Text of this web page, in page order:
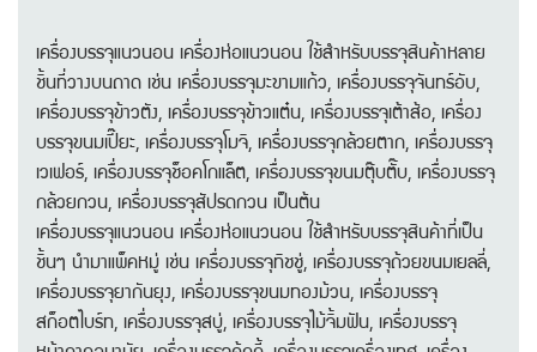
เครื่องบรรจุแนวนอน เครื่องห่อแนวนอน ใช้สำหรับบรรจุสินค้าหลาย
ชิ้นที่วางบนถาด เช่น เครื่องบรรจุมะขามแก้ว, เครื่องบรรจุจันทร์อับ,
เครื่องบรรจุข้าวตัง, เครื่องบรรจุข้าวแต๋น, เครื่องบรรจุเต้าส้อ, เครื่อง
บรรจุขนมเปี๊ยะ, เครื่องบรรจุโมจิ, เครื่องบรรจุกล้วยตาก, เครื่องบรรจุ
เวเฟอร์, เครื่องบรรจุช็อคโกแล็ต, เครื่องบรรจุขนมตุ๊บตั๊บ, เครื่องบรรจุ
กล้วยกวน, เครื่องบรรจุสัปรดกวน เป็นต้น
เครื่องบรรจุแนวนอน เครื่องห่อแนวนอน ใช้สำหรับบรรจุสินค้าที่เป็น
ชิ้นๆ นำมาแพ็คหมู่ เช่น เครื่องบรรจุทิชชู่, เครื่องบรรจุถ้วยขนมเยลลี่,
เครื่องบรรจุยากันยุง, เครื่องบรรจุขนมทองม้วน, เครื่องบรรจุ
สก็อตไบร์ท, เครื่องบรรจุสบู่, เครื่องบรรจุไม้จิ้มฟัน, เครื่องบรรจุ